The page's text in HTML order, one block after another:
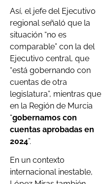
Así, el jefe del Ejecutivo
regional señaló que la
situación “no es
comparable” con la del
Ejecutivo central, que
“está gobernando con
cuentas de otra
legislatura”, mientras que
en la Región de Murcia
“gobernamos con
cuentas aprobadas en
2024”.
En un contexto
internacional inestable,